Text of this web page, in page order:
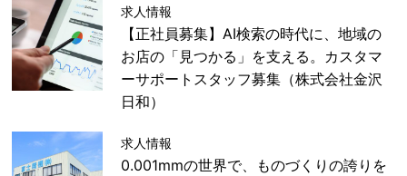
求人情報
【正社員募集】AI検索の時代に、地域の
お店の「見つかる」を支える。カスタマ
ーサポートスタッフ募集（株式会社金沢
日和）
求人情報
0.001mmの世界で、ものづくりの誇りを